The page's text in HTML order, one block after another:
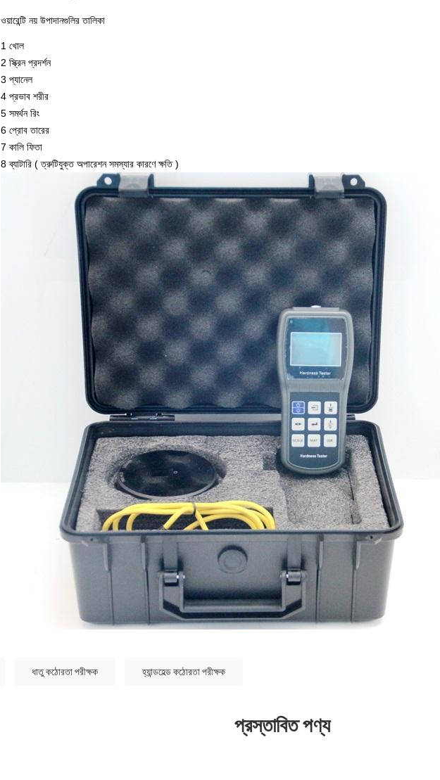
ওয়ারেন্টি নয় উপাদানগুলির তালিকা
1 খোল
2 স্ক্রিন প্রদর্শন
3 প্যানেল
4 প্রভাব শরীর
5 সমর্থন রিং
6 প্রোব তারের
7 কালি ফিতা
8 ব্যাটারি ( ত্রুটিযুক্ত অপারেশন সমস্যার কারণে ক্ষতি )
ধাতু কঠোরতা পরীক্ষক হ্যান্ডহেল্ড কঠোরতা পরীক্ষক
প্রস্তাবিত পণ্য